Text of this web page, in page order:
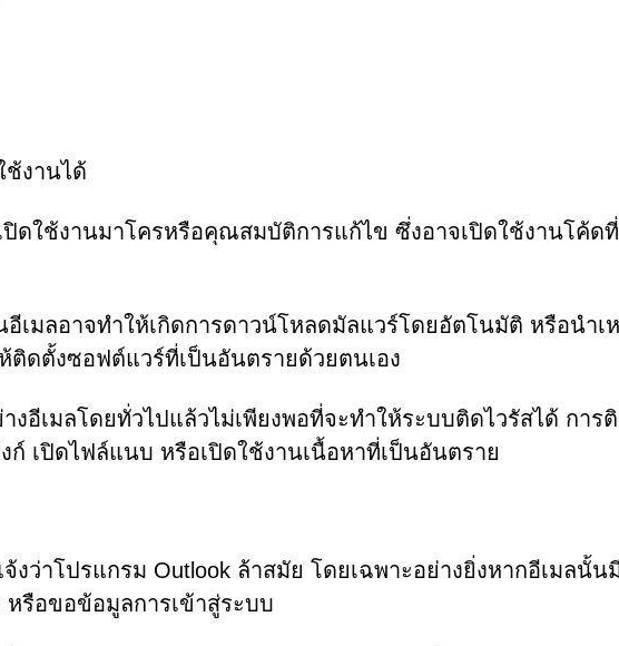
ช้งานได้
ปิดใช้งานมาโครหรือคุณสมบัติการแก้ไข ซึ่งอาจเปิดใช้งานโค้ด
เมลอาจทำให้เกิดการดาวน์โหลดมัลแวร์โดยอัตโนมัติ หรือนำเ
ติดตั้งซอฟต์แวร์ที่เป็นอันตรายด้วยตนเอง
อีเมลโดยทั่วไปแล้วไม่เพียงพอที่จะทำให้ระบบติดไวรัสได้ การ
เปิดไฟล์แนบ หรือเปิดใช้งานเนื้อหาที่เป็นอันตราย
งว่าโปรแกรม Outlook ล้าสมัย โดยเฉพาะอย่างยิ่งหากอีเมลนั้นมี
รือขอข้อมูลการเข้าสู่ระบบ